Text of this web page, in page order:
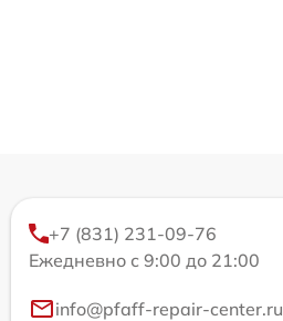
+7 (831) 231-09-76
Ежедневно с 9:00 до 21:00
info@pfaff-repair-center.ru